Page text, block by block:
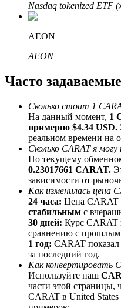
Партнеры Bitrue
До 65% комиссии!
Реферал
Пригласите друга,
вознаграждения
BTC Welcome Rewards
Nasdaq tokenized ETF
AEON
AEON
Часто
Сколько стоит 1
На данный момент, 1
примерно $4.34 USD.
реальном времени на
Сколько CARAT я
По текущему
0.23017661 CARAT.
зависимости от
Как изменилась цена
24 часа: Цена CARAT
стабильным с
30 дней: Курс CARAT
сравнению с прошлым
1 год: CARAT показал
за последний год.
Как конвертировать
Используйте наш
части этой страницы,
CARAT в United